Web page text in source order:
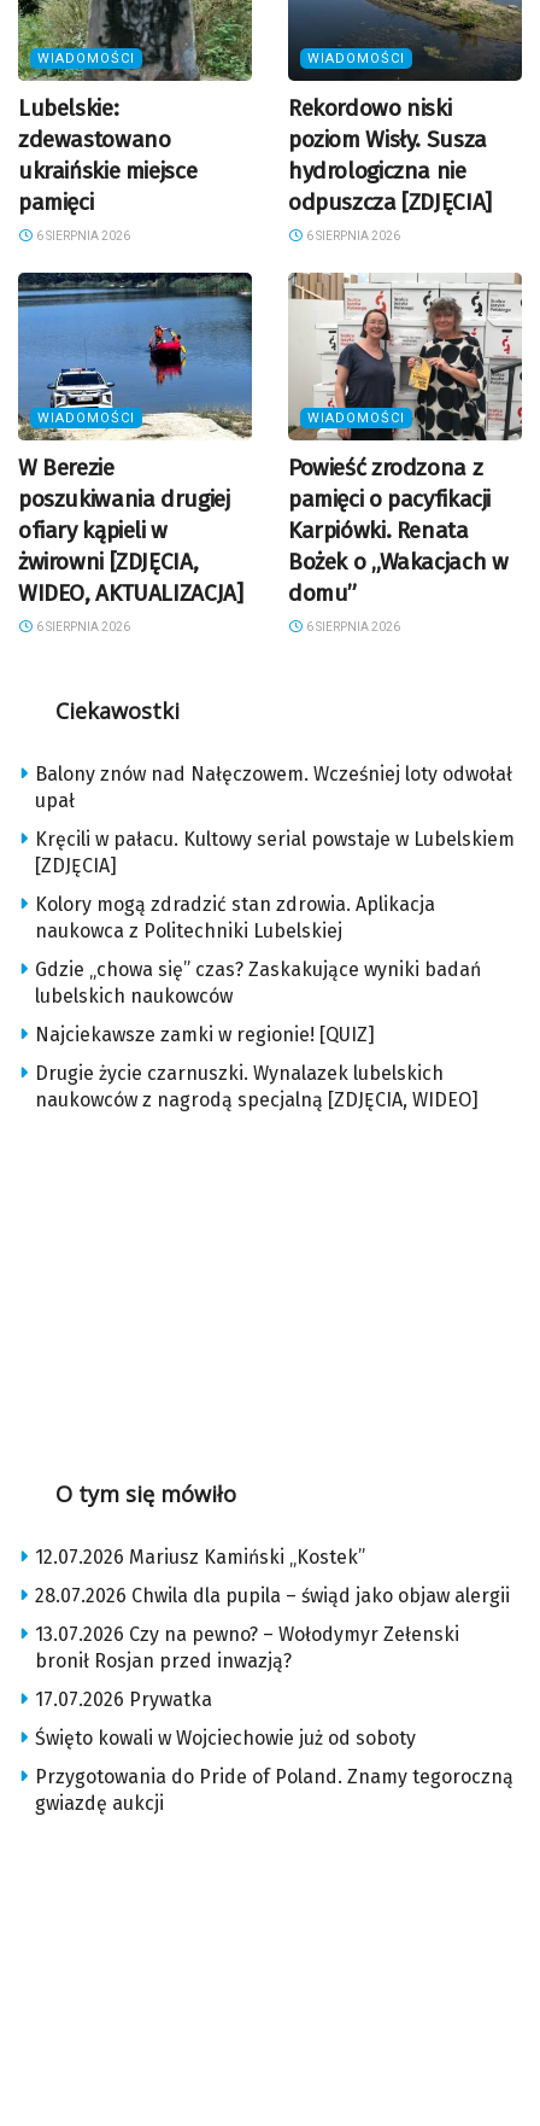
WIADOMOŚCI
Lubelskie:
zdewastowano
ukraińskie miejsce
pamięci
6 SIERPNIA 2026
WIADOMOŚCI
Rekordowo niski
poziom Wisły. Susza
hydrologiczna nie
odpuszcza [ZDJĘCIA]
6 SIERPNIA 2026
WIADOMOŚCI
W Berezie
poszukiwania drugiej
ofiary kąpieli w
żwirowni [ZDJĘCIA,
WIDEO, AKTUALIZACJA]
6 SIERPNIA 2026
WIADOMOŚCI
Powieść zrodzona z
pamięci o pacyfikacji
Karpiówki. Renata
Bożek o „Wakacjach w
domu”
6 SIERPNIA 2026
Ciekawostki
Balony znów nad Nałęczowem. Wcześniej loty odwołał
upał
Kręcili w pałacu. Kultowy serial powstaje w Lubelskiem
[ZDJĘCIA]
Kolory mogą zdradzić stan zdrowia. Aplikacja
naukowca z Politechniki Lubelskiej
Gdzie „chowa się” czas? Zaskakujące wyniki badań
lubelskich naukowców
Najciekawsze zamki w regionie! [QUIZ]
Drugie życie czarnuszki. Wynalazek lubelskich
naukowców z nagrodą specjalną [ZDJĘCIA, WIDEO]
O tym się mówiło
12.07.2026 Mariusz Kamiński „Kostek”
28.07.2026 Chwila dla pupila – świąd jako objaw alergii
13.07.2026 Czy na pewno? – Wołodymyr Zełenski
bronił Rosjan przed inwazją?
17.07.2026 Prywatka
Święto kowali w Wojciechowie już od soboty
Przygotowania do Pride of Poland. Znamy tegoroczną
gwiazdę aukcji